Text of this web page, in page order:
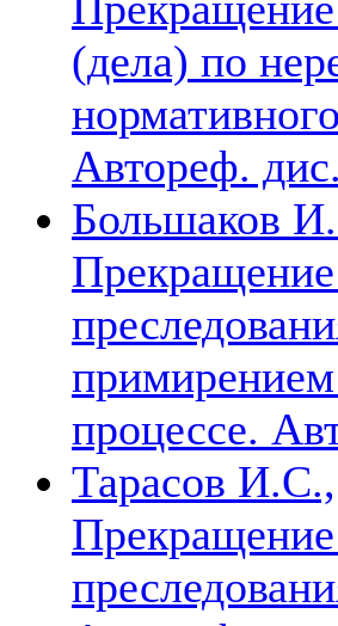
(дела) по
Автореф.
Большаков
Прекращение
процессе.
Тарасов И.С.,
Прекращение